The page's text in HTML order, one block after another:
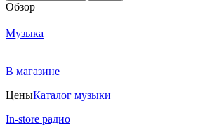
Обзор
Музыка
В магазине
ЦеныКаталог музыки
In-store радио